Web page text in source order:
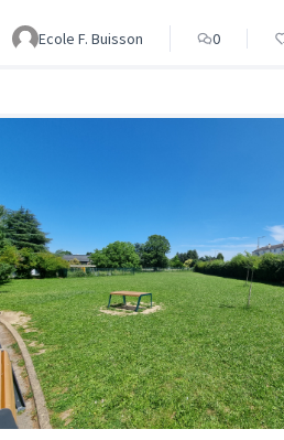
Ecole F. Buisson 0